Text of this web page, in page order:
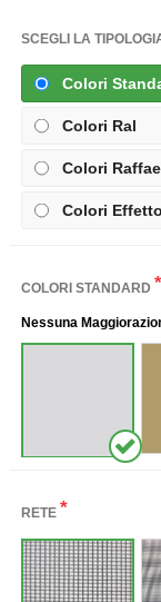
SCEGLI LA
Colori
Colori Ral
Colori
Colori
COLORI STANDARD *
Nessuna
RETE *